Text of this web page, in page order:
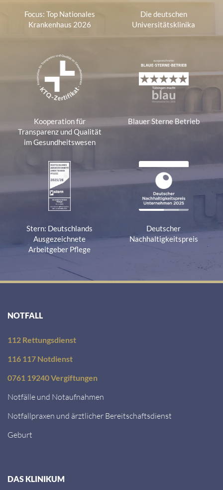
Focus: Top Nationales
Krankenhaus 2026
Die deutschen
Universitätsklinika
Kooperation für
Transparenz und Qualität
im Gesundheitswesen
Blauer Sterne Betrieb
Stern: Deutschlands
Ausgezeichnete
Arbeitgeber Pflege
Deutscher
Nachhaltigkeitspreis
NOTFALL
112 Rettungsdienst
116 117 Notdienst
0761 19240 Vergiftungen
Notfälle und Notaufnahmen
Notfallpraxen und ärztlicher Bereitschaftsdienst
Geburt
DAS KLINIKUM